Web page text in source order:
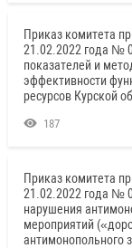
Приказ комитета
21.02.2022 года №
показателей и
эффективности
ресурсов Курской
187
Приказ комитета
21.02.2022 года №
нарушения
мероприятий
антимонопольного